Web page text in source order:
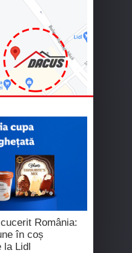
România:
în coș
la Lidl